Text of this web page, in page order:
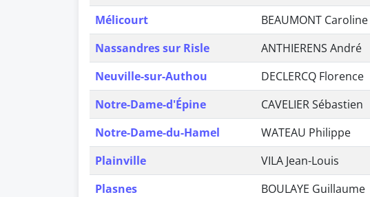
Mélicourt
BEAUMONT Caroline
Nassandres sur Risle
ANTHIERENS André
Neuville-sur-Authou
DECLERCQ Florence
Notre-Dame-d'Épine
CAVELIER Sébastien
Notre-Dame-du-Hamel
WATEAU Philippe
Plainville
VILA Jean-Louis
Plasnes
BOULAYE Guillaume